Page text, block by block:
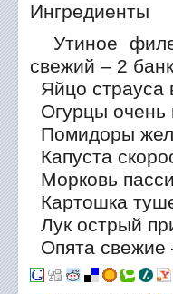
Ингредиенты
Утиное
свежий – 2
Яйцо страуса
Огурцы очень
Помидоры
Капуста
Морковь
Картошка
Лук острый
Опята